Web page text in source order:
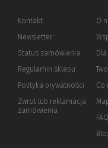
Kontakt
Newsletter
Status zamówienia
Regulamin sklepu
Polityka prywatności (Nowe
(Link
innej
Zwrot lub reklamacja
zamówienia
O
Co
FAQ